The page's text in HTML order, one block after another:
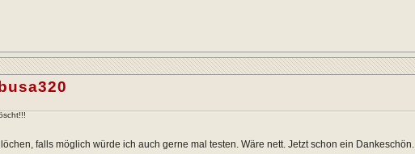
falls möglich würde ich auch gerne mal testen. Wäre nett. Jetzt schon ein Dankeschön.